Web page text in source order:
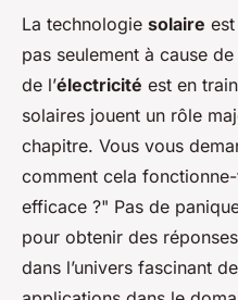
La technologie solaire
pas seulement à cause de
de l’électricité est en
solaires jouent un rôle
chapitre. Vous vous
comment cela
efficace ?" Pas de
pour obtenir des
dans l’univers fascinant de